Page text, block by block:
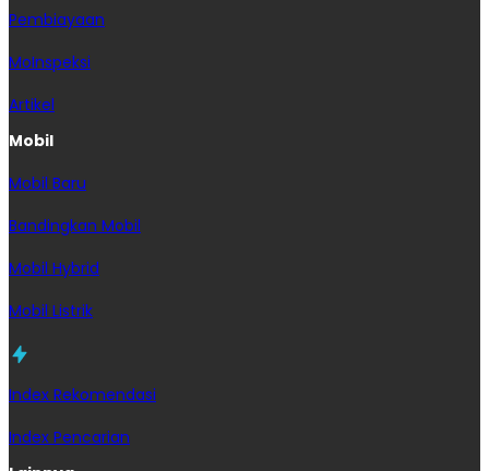
Pembiayaan
MoInspeksi
Artikel
Mobil
Mobil Baru
Bandingkan Mobil
Mobil Hybrid
Mobil Listrik
Index Rekomendasi
Index Pencarian